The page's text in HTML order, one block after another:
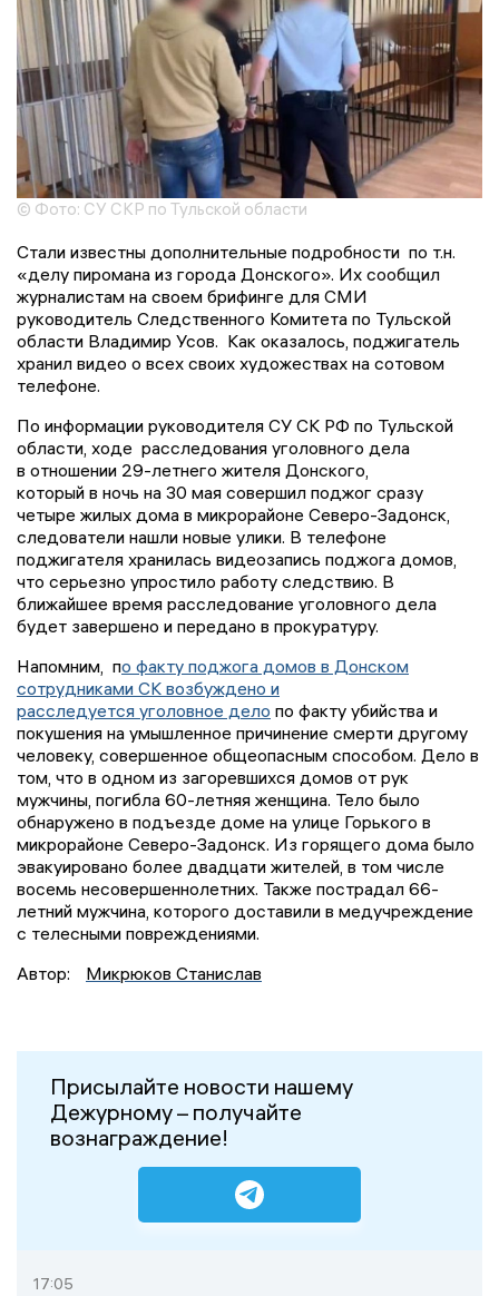
© Фото: СУ СКР по Тульской области
Стали известны дополнительные подробности по т.н.
«делу пиромана из города Донского». Их сообщил
журналистам на своем брифинге для СМИ
руководитель Следственного Комитета по Тульской
области Владимир Усов. Как оказалось, поджигатель
хранил видео о всех своих художествах на сотовом
телефоне.
По информации руководителя СУ СК РФ по Тульской
области, ходе расследования уголовного дела
в отношении 29-летнего жителя Донского,
который в ночь на 30 мая совершил поджог сразу
четыре жилых дома в микрорайоне Северо-Задонск,
следователи нашли новые улики. В телефоне
поджигателя хранилась видеозапись поджога домов,
что серьезно упростило работу следствию. В
ближайшее время расследование уголовного дела
будет завершено и передано в прокуратуру.
Напомним, по факту поджога домов в Донском
сотрудниками СК возбуждено и
расследуется уголовное дело по факту убийства и
покушения на умышленное причинение смерти другому
человеку, совершенное общеопасным способом. Дело в
том, что в одном из загоревшихся домов от рук
мужчины, погибла 60-летняя женщина. Тело было
обнаружено в подъезде доме на улице Горького в
микрорайоне Северо-Задонск. Из горящего дома было
эвакуировано более двадцати жителей, в том числе
восемь несовершеннолетних. Также пострадал 66-
летний мужчина, которого доставили в медучреждение
с телесными повреждениями.
Автор:
Микрюков Станислав
Присылайте новости нашему
Дежурному – получайте
вознаграждение!
17:05